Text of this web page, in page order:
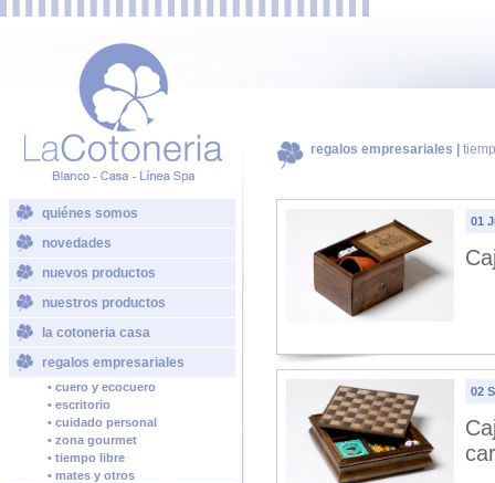
quiénes somos
novedades
nuevos productos
nuestros productos
la cotoneria casa
regalos empresariales
• cuero y ecocuero
• escritorio
• cuidado personal
• zona gourmet
• tiempo libre
• mates y otros
regalos empresariales |
01
02